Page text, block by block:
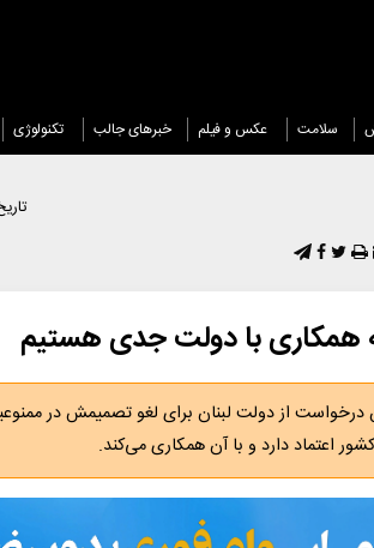
سلامت عکس و فیلم خبرهای جالب تکنولوژی
به همکاری با دولت جدی هستیم
از دولت لبنان برای لغو تصمیمش در
اعتماد دارد و با آن همکاری می‌کند.